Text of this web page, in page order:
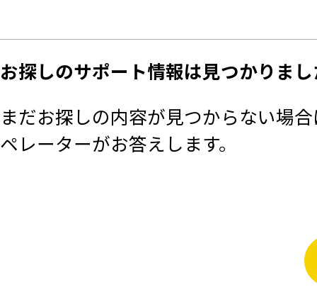
お探しのサポート情報は見つかりま
まだお探しの内容が見つからない場
ペレーターがお答えします。